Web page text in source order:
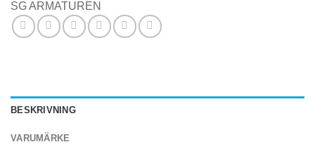
SG ARMATUREN
BESKRIVNING
VARUMÄRKE